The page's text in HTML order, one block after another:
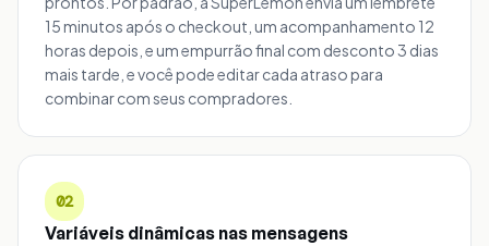
15 minutos após o checkout, um acompanhamento 12
horas depois, e um empurrão final com desconto 3 dias
mais tarde, e você pode editar cada atraso para
combinar com seus compradores.
02
Variáveis dinâmicas nas mensagens